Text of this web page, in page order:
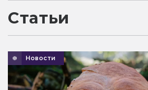
Статьи
Новости